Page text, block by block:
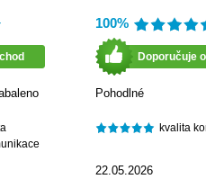
100%
Doporučuje
Pohodlné
kvalita
22.05.2026